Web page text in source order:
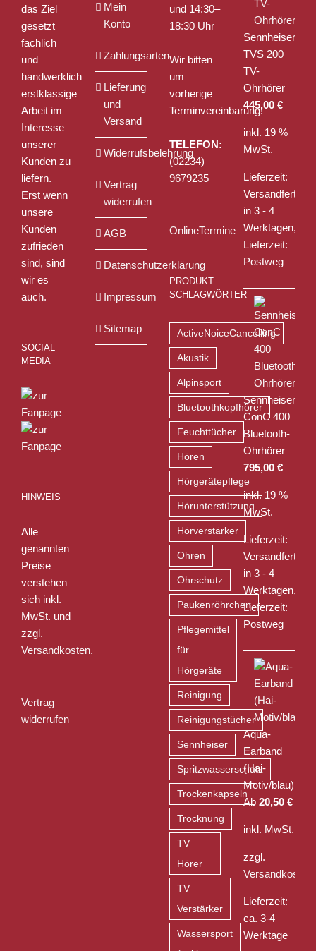
das Ziel
gesetzt
fachlich
und
handwerklich
erstklassige
Arbeit im
Interesse
unserer
Kunden zu
liefern.
Erst wenn
unsere
Kunden
zufrieden
sind, sind
wir es
auch.
SOCIAL
MEDIA
HINWEIS
Alle
genannten
Preise
verstehen
sich inkl.
MwSt. und
zzgl.
Versandkosten.
Vertrag
widerrufen
Mein
Konto
Zahlungsarten
Lieferung
und
Versand
Widerrufsbelehrung
Vertrag
widerrufen
AGB
Datenschutzerklärung
Impressum
Sitemap
und 14:30–
18:30 Uhr
Wir bitten
um
vorherige
Terminvereinbarung!
TELEFON:
(02234)
9679235
OnlineTermine
PRODUKT
SCHLAGWÖRTER
ActiveNoiceCancelling
Akustik
Alpinsport
Bluetoothkopfhörer
Feuchttücher
Hören
Hörgerätepflege
Hörunterstützung
Hörverstärker
Ohren
Ohrschutz
Paukenröhrchen
Pflegemittel
für
Hörgeräte
Reinigung
Reinigungstücher
Sennheiser
Spritzwasserschutz
Trockenkapseln
Trocknung
TV
Hörer
TV
Verstärker
Wassersport
Sennheiser
TVS 200
TV-
Ohrhörer
445,00 €
inkl. 19 %
MwSt.
Lieferzeit:
Versandfertig
in 3 - 4
Werktagen,
Lieferzeit:
Postweg
Sennheiser
ConC 400
Bluetooth-
Ohrhörer
795,00 €
inkl. 19 %
MwSt.
Lieferzeit:
Versandfertig
in 3 - 4
Werktagen,
Lieferzeit:
Postweg
Aqua-
Earband
(Hai-
Motiv/blau)
Ab 20,50 €
inkl. MwSt.
zzgl.
Versandkosten
Lieferzeit:
ca. 3-4
Werktage